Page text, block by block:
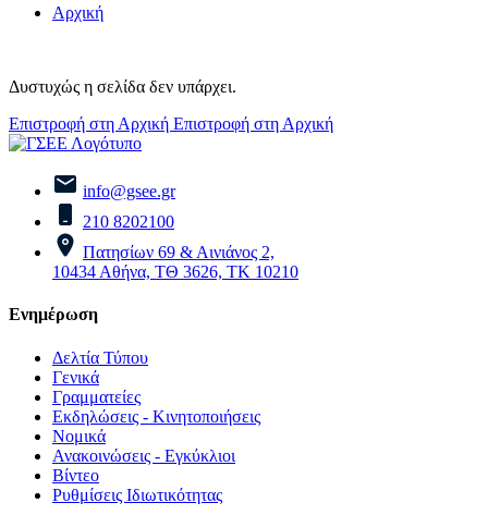
Αρχική
Δυστυχώς η σελίδα δεν υπάρχει.
Επιστροφή στη Αρχική Επιστροφή στη Αρχική
info@gsee.gr
210 8202100
Πατησίων 69 & Αινιάνος 2,
10434 Αθήνα, ΤΘ 3626, ΤΚ 10210
Ενημέρωση
Δελτία Τύπου
Γενικά
Γραμματείες
Εκδηλώσεις - Κινητοποιήσεις
Νομικά
Ανακοινώσεις - Εγκύκλιοι
Βίντεο
Ρυθμίσεις Ιδιωτικότητας